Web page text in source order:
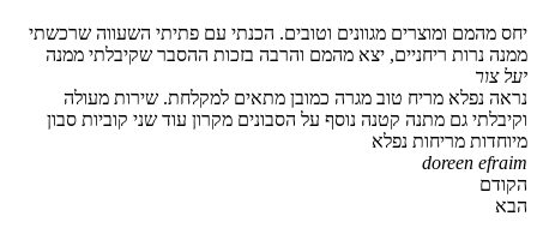
יחס מהמם ומוצרים מגוונים וטובים. הכנתי עם פתיתי השעווה שרכשתי
ממנה נרות ריחניים, יצא מהמם והרבה בזכות ההסבר שקיבלתי ממנה
יעל צור
נראה נפלא מריח טוב מגרה כמובן מתאים למקלחת. שירות מעולה
וקיבלתי גם מתנה קטנה נוסף על הסבונים מקרון עוד שני קוביות סבון
מיוחדות מריחות נפלא
doreen efraim
הקודם
הבא